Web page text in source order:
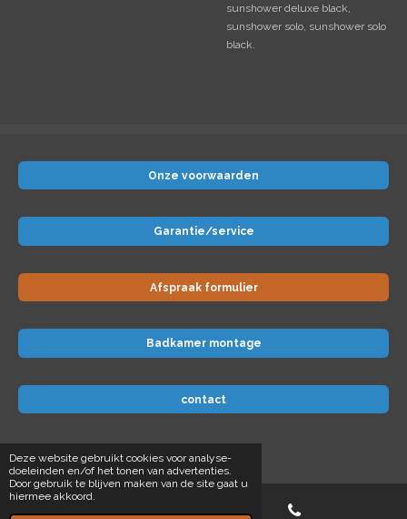
Deze website gebruikt cookies voor analyse-
doeleinden en/of het tonen van advertenties.
Door gebruik te blijven maken van de site gaat u
hiermee akkoord.
sunshower deluxe black,
sunshower solo, sunshower solo
black.
Onze voorwaarden
Garantie/service
Afspraak formulier
Badkamer montage
contact